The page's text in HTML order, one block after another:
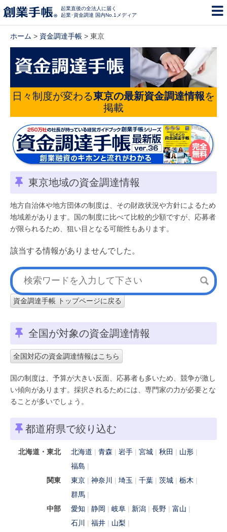
起業直後の全法人に届く
起業･資金調達 国内No.1メディア
ホーム > 資金調達手帳 > 東京
日々制度が変わる東京の最新資金調達情報を
掲載
東京地域の資金調達情報
地方自治体や地方団体の制度は、その財政状況や方針によるため
地域差があります。国の制度に比べて比較的少額ですが、応募者
が限られるため、狙い目となる可能性もあります。
該当する情報がありませんでした。
資金調達手帳 トップページに戻る
全国が対象の資金調達情報
全国対応の資金調達情報はこちら
国の制度は、予算が大きい反面、応募者も多いため、競争が激し
い傾向があります。採択されるためには、専門家の力が必要とな
ることが多いでしょう。
都道府県で絞り込む
北海道・東北 北海道 青森 岩手 宮城 秋田
山形
福島
関東
東京 神奈川 埼玉 千葉 茨城
栃木
群馬
中部
愛知 静岡 岐阜 新潟 長野
富山
石川
福井
山梨